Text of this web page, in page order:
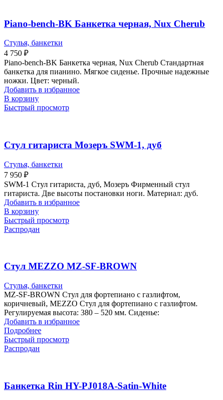
Piano-bench-BK Банкетка черная, Nux Cherub
Стулья, банкетки
4 750 ₽
Piano-bench-BK Банкетка черная, Nux Cherub Стандартная
банкетка для пианино. Мягкое сиденье. Прочные надежные
ножки. Цвет: черный.
Добавить в избранное
В корзину
Быстрый просмотр
Стул гитариста Мозеръ SWM-1, дуб
Стулья, банкетки
7 950 ₽
SWM-1 Стул гитариста, дуб, Мозеръ Фирменный стул
гитариста. Две высоты постановки ноги. Материал: дуб.
Добавить в избранное
В корзину
Быстрый просмотр
Распродан
Стул MEZZO MZ-SF-BROWN
Стулья, банкетки
MZ-SF-BROWN Стул для фортепиано с газлифтом,
коричневый, MEZZO Стул для фортепиано с газлифтом.
Регулируемая высота: 380 – 520 мм. Сиденье:
Добавить в избранное
Подробнее
Быстрый просмотр
Распродан
Банкетка Rin HY-PJ018A-Satin-White